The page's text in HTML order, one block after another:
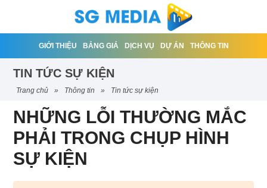
GIỚI THIỆU BẢNG GIÁ DỊCH VỤ DỰ ÁN THÔNG TIN
TIN TỨC SỰ KIỆN
trang chủ » thông tin » tin tức sự kiện
NHỮNG LỖI THƯỜNG MẮC
PHẢI TRONG CHỤP HÌNH
SỰ KIỆN